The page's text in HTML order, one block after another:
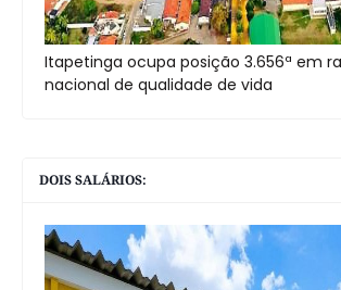
Itapetinga ocupa posição 3.656ª em
nacional de qualidade de vida
DOIS SALÁRIOS: